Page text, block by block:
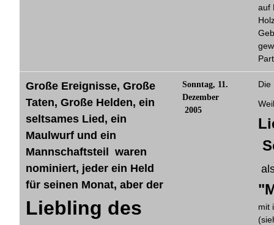
auf
Große Ereignisse, Große
Taten, Große Helden, ein
seltsames Lied, ein
Maulwurf und ein
Mannschaftsteil waren
nominiert, jeder ein Held
für seinen Monat, aber der
Liebling des
Sonntag, 11.
Dezember
2005
Die
mit